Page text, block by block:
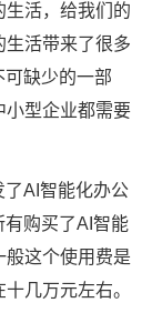
生活，给我们的
生活带来了很多
缺少的一部
小型企业都需要
了AI智能化办公
购买了AI智能
般这个使用费是
几万元左右。